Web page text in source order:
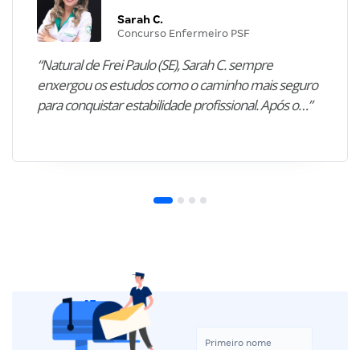
Sarah C.
Concurso Enfermeiro PSF
“Natural de Frei Paulo (SE), Sarah C. sempre
enxergou os estudos como o caminho mais seguro
para conquistar estabilidade profissional. Após o…”